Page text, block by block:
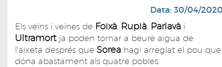
Data: 30/04/
Els veïns i veïnes de Foixà, Rupià, Parlavà i
Ultramort ja poden tornar a beure aigua de
l'aixeta després que Sorea hagi arreglat el pou que
dóna abastament als quatre pobles.